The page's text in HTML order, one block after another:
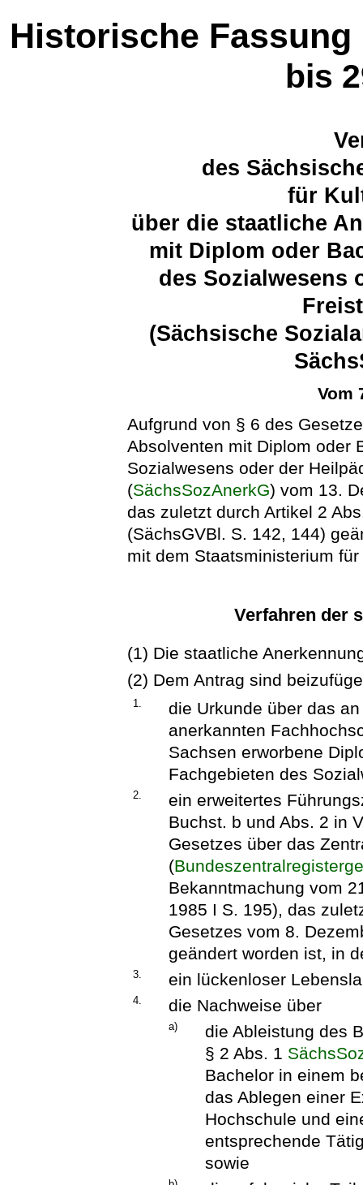
Historische Fassung
bis
des
für
über die staatliche
mit Diplom oder
des Sozialwesens
(Sächsische
Vom
Aufgrund von § 6 des
Absolventen mit Diplom oder
Sozialwesens oder der
(SächsSozAnerkG) vom 13.
das zuletzt durch Artikel 2
(SächsGVBl. S. 142, 144)
mit dem Staatsministerium
Verfahren der
(1) Die staatliche
(2) Dem Antrag sind
1.
die Urkunde über das
anerkannten
Sachsen erworbene
Fachgebieten des
2.
ein erweitertes
Buchst. b und Abs. 2 in
Gesetzes über das
(
Bekanntmachung vom
1985 I S. 195), das
Gesetzes vom 8.
geändert worden ist, in
3. ein lückenloser
4. die Nachweise über
a)
die Ableistung des
§ 2 Abs. 1
Bachelor in einem
das Ablegen einer
Hochschule und
entsprechende
sowie